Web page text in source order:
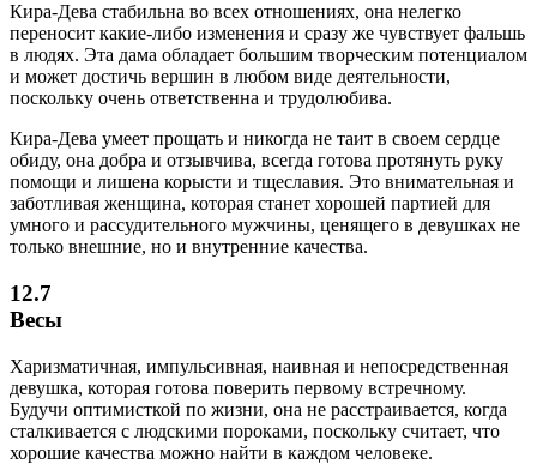
Кира-Дева стабильна во всех отношениях, она нелегко
переносит какие-либо изменения и сразу же чувствует фальшь
в людях. Эта дама обладает большим творческим потенциалом
и может достичь вершин в любом виде деятельности,
поскольку очень ответственна и трудолюбива.
Кира-Дева умеет прощать и никогда не таит в своем сердце
обиду, она добра и отзывчива, всегда готова протянуть руку
помощи и лишена корысти и тщеславия. Это внимательная и
заботливая женщина, которая станет хорошей партией для
умного и рассудительного мужчины, ценящего в девушках не
только внешние, но и внутренние качества.
12.7
Весы
Харизматичная, импульсивная, наивная и непосредственная
девушка, которая готова поверить первому встречному.
Будучи оптимисткой по жизни, она не расстраивается, когда
сталкивается с людскими пороками, поскольку считает, что
хорошие качества можно найти в каждом человеке.